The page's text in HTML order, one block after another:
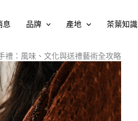
息 品牌 產地 茶葉知識
禮：風味、文化與送禮藝術全攻略